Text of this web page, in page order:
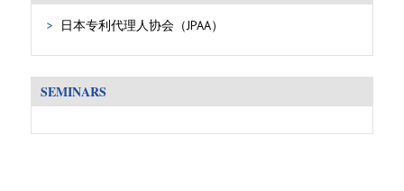
日本专利代理人协会（JPAA）
SEMINARS